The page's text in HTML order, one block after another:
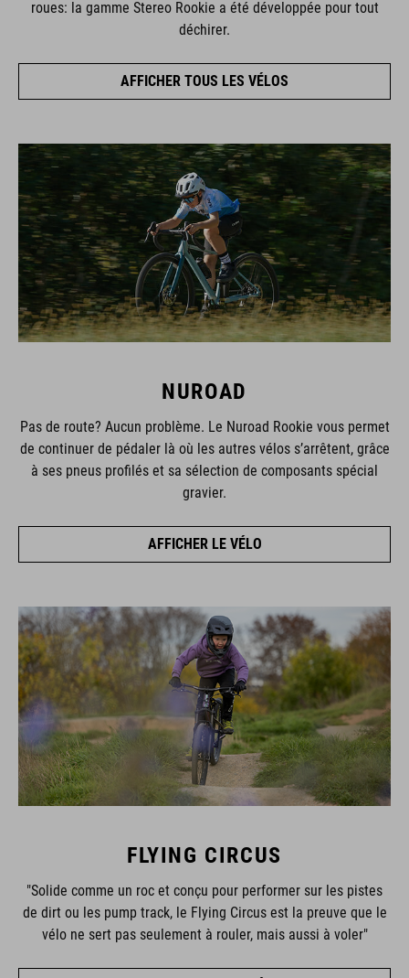
roues: la gamme Stereo Rookie a été développée pour tout
déchirer.
AFFICHER TOUS LES VÉLOS
NUROAD
Pas de route? Aucun problème. Le Nuroad Rookie vous permet
de continuer de pédaler là où les autres vélos s’arrêtent, grâce
à ses pneus profilés et sa sélection de composants spécial
gravier.
AFFICHER LE VÉLO
FLYING CIRCUS
"Solide comme un roc et conçu pour performer sur les pistes
de dirt ou les pump track, le Flying Circus est la preuve que le
vélo ne sert pas seulement à rouler, mais aussi à voler"